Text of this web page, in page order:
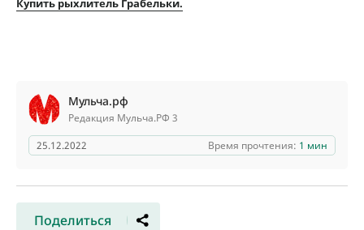
Купить рыхлитель Грабельки.
Мульча.рф
Редакция Мульча.РФ 3
25.12.2022
Время прочтения: 1 мин
Поделиться